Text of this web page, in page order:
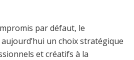
par défaut, le
un choix stratégique
et créatifs à la